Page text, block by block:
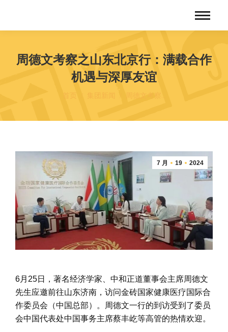
周德文考察之山东北京行：满载合作
机遇与深厚友谊
7 月 19 2024
6月25日，著名经济学家、中和正道董事会主席周德文
先生应邀前往山东济南，访问金砖国家健康医疗国际合
作委员会（中国总部）。周德文一行的到访受到了委员
会中国代表处中国事务主席蔡丰屹等高管的热情欢迎。